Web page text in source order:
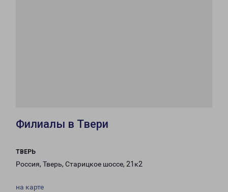
Филиалы в Твери
ТВЕРЬ
Россия, Тверь, Старицкое шоссе, 21к2
на карте